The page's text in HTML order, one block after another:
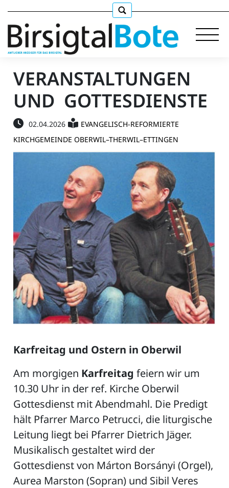
Immobilien
Stellen
VERANSTALTUNGEN
UND GOTTESDIENSTE
02.04.2026
EVANGELISCH-REFORMIERTE
KIRCHGEMEINDE OBERWIL–THERWIL–ETTINGEN
Karfreitag und Ostern in Oberwil
Am morgigen Karfreitag feiern wir um
10.30 Uhr in der ref. Kirche Oberwil
Gottesdienst mit Abendmahl. Die Predigt
hält Pfarrer Marco Petrucci, die liturgische
Leitung liegt bei Pfarrer Dietrich Jäger.
Musikalisch gestaltet wird der
Gottesdienst von Márton Borsányi (Orgel),
Aurea Marston (Sopran) und Sibil Veres